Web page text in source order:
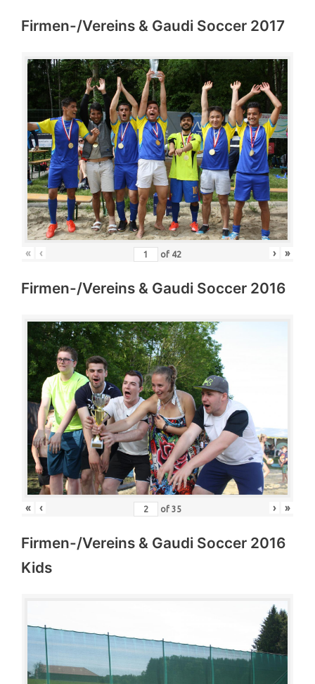
Firmen-/Vereins & Gaudi Soccer 2017
« ‹ of 42 › »
Firmen-/Vereins & Gaudi Soccer 2016
« ‹ of 35 › »
Firmen-/Vereins & Gaudi Soccer 2016
Kids